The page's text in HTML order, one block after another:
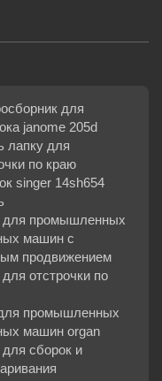
для
janome 205d
лапку для
по краю
singer 14sh654
для промышленных
машин с
продвижением
отстрочки по
промышленных
машин organ
для сборок и